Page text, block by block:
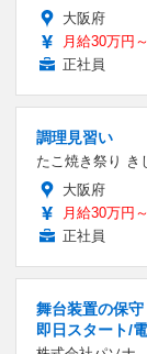
大阪府
月給30万円
正社員
調理見習い
たこ焼き祭り き
大阪府
月給30万円
正社員
舞台装置の保
即日スタート/